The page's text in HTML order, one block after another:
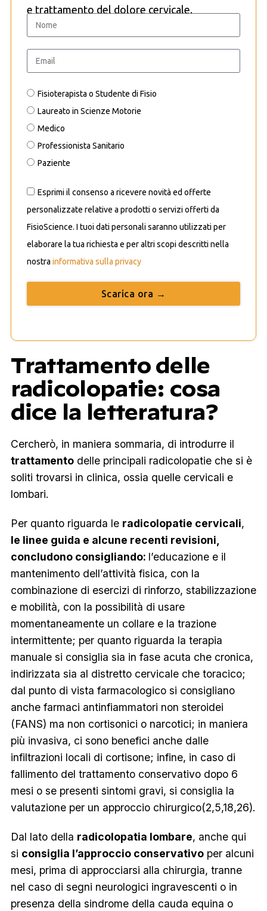
e trattamento del dolore cervicale.
Fisioterapista o Studente di Fisio
Laureato in Scienze Motorie
Medico
Professionista Sanitario
Paziente
Esprimi il consenso a ricevere novità ed offerte
personalizzate relative a prodotti o servizi offerti da
FisioScience. I tuoi dati personali saranno utilizzati per
elaborare la tua richiesta e per altri scopi descritti nella
nostrainformativa sulla privacy
Scarica ora →
Trattamento delle
radicolopatie: cosa
dice la letteratura?
Cercherò, in maniera sommaria, di introdurre il
trattamentodelle principali radicolopatie che si è
soliti trovarsi in clinica, ossia quelle cervicali e
lombari.
Per quanto riguarda le radicolopatie cervicali,
le linee guida e alcune recenti revisioni,
concludono consigliando: l’educazione e il
mantenimento dell’attività fisica, con la
combinazione di esercizi di rinforzo, stabilizzazione
e mobilità, con la possibilità di usare
momentaneamente un collare e la trazione
intermittente; per quanto riguarda la terapia
manuale si consiglia sia in fase acuta che cronica,
indirizzata sia al distretto cervicale che toracico;
dal punto di vista farmacologico si consigliano
anche farmaci antinfiammatori non steroidei
(FANS) ma non cortisonici o narcotici; in maniera
più invasiva, ci sono benefici anche dalle
infiltrazioni locali di cortisone; infine, in caso di
fallimento del trattamento conservativo dopo 6
mesi o se presenti sintomi gravi, si consiglia la
valutazione per un approccio chirurgico(2,5,18,26).
Dal lato della radicolopatia lombare, anche qui
si consiglia l’approccio conservativoper alcuni
mesi, prima di approcciarsi alla chirurgia, tranne
nel caso di segni neurologici ingravescenti o in
presenza della sindrome della cauda equina o